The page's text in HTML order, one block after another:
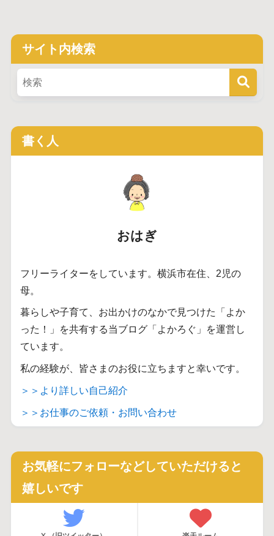
サイト内検索
書く人
おはぎ
フリーライターをしています。横浜市在住、2児の
母。
暮らしや子育て、お出かけのなかで見つけた「よか
った！」を共有する当ブログ「よかろぐ」を運営し
ています。
私の経験が、皆さまのお役に立ちますと幸いです。
＞＞より詳しい自己紹介
＞＞お仕事のご依頼・お問い合わせ
お気軽にフォローなどしていただけると
嬉しいです